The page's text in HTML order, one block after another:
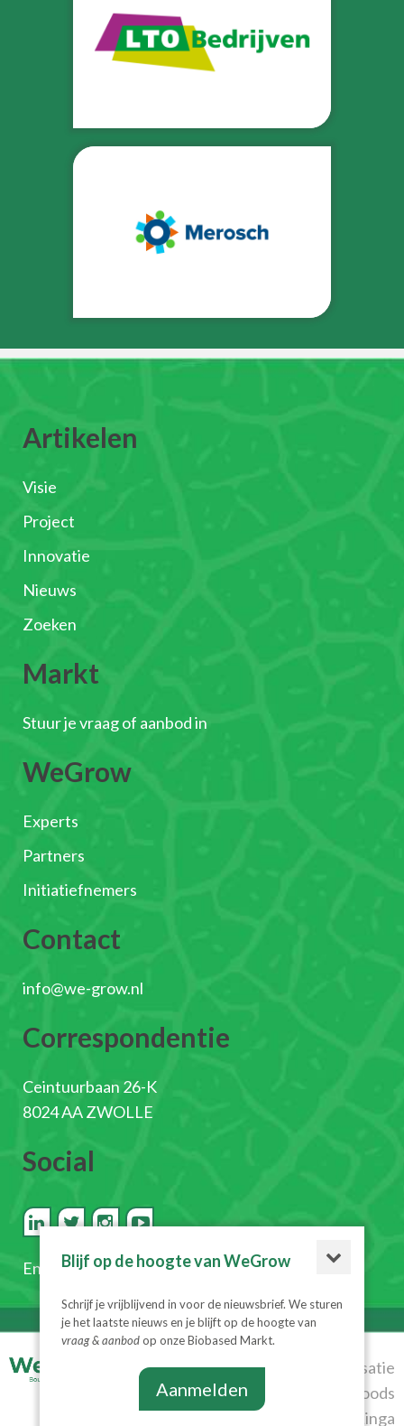
Artikelen
Visie
Project
Innovatie
Nieuws
Zoeken
Markt
Stuur je vraag of aanbod in
WeGrow
Experts
Partners
Initiatiefnemers
Contact
info@we-grow.nl
Correspondentie
Ceintuurbaan 26-K
8024 AA ZWOLLE
Social
En schrijf je in voor de nieuwsbrief
© 2026
WeGrow|Algemene
Realisatie
Diesignloods
& Linga
Blijf op de hoogte van WeGrow
Schrijf je vrijblijvend in voor de nieuwsbrief. We sturen
je het laatste nieuws en je blijft op de hoogte van
vraag & aanbodop onze Biobased Markt.
Aanmelden